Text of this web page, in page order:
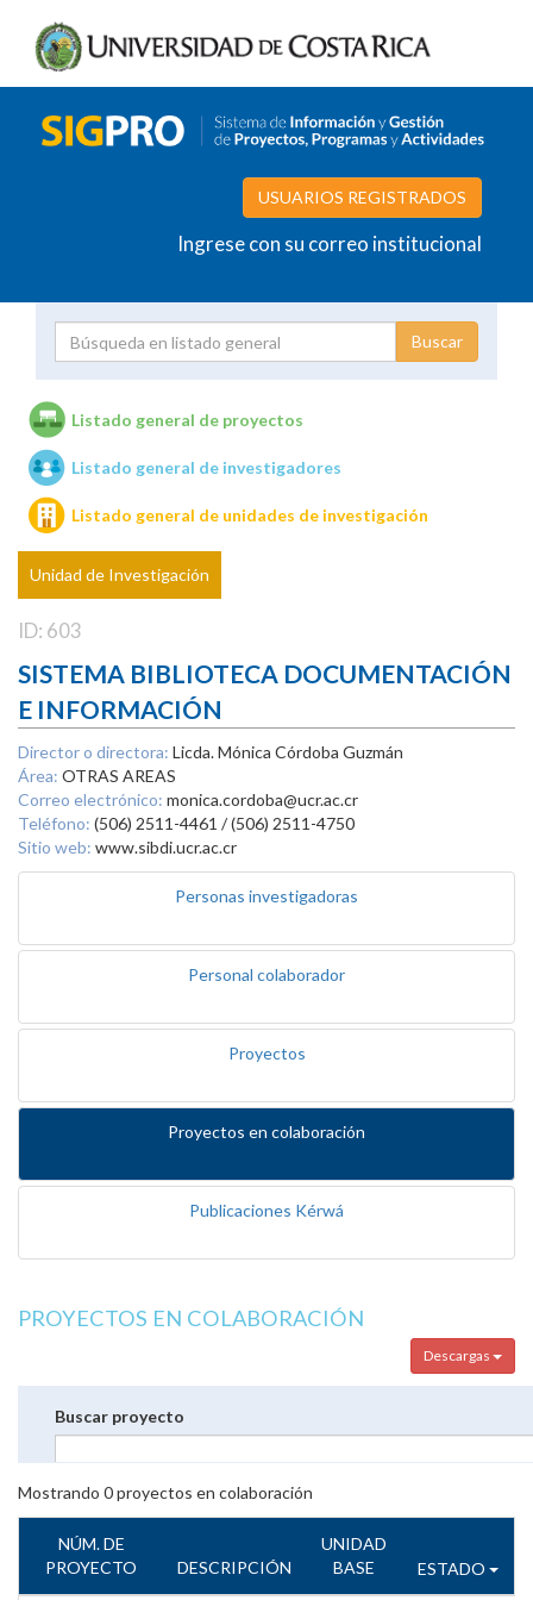
USUARIOS REGISTRADOS
Ingrese con su correo institucional
Unidades de investigación
Listado general de proyectos
Listado general de investigadores
Listado general de unidades de investigación
Unidad de Investigación
ID: 603
SISTEMA BIBLIOTECA DOCUMENTACIÓN
E INFORMACIÓN
Director o directora: Licda. Mónica Córdoba Guzmán
Área: OTRAS AREAS
Correo electrónico: monica.cordoba@ucr.ac.cr
Teléfono: (506) 2511-4461 / (506) 2511-4750
Sitio web: www.sibdi.ucr.ac.cr
Personas investigadoras
Personal colaborador
Proyectos
Proyectos en colaboración
Publicaciones Kérwá
PROYECTOS EN COLABORACIÓN
Descargas
Buscar proyecto
Mostrando 0proyectos en colaboración
NÚM. DE
PROYECTO
DESCRIPCIÓN
UNIDAD
BASE
ESTADO